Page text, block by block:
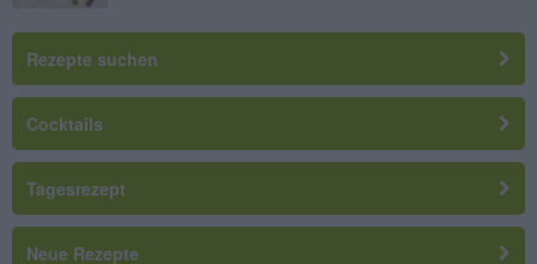
Rezepte suchen
Cocktails
Tagesrezept
Neue Rezepte